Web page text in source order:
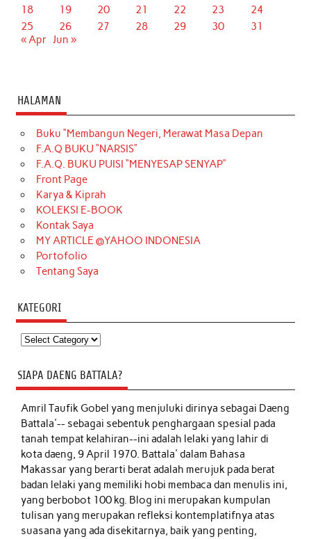
18
19 20 21 22 23
24
25
26 27 28 29 30
31
« Apr Jun »
HALAMAN
Buku “Membangun Negeri, Merawat Masa Depan
F.A.Q BUKU “NARSIS”
F.A.Q. BUKU PUISI “MENYESAP SENYAP”
Front Page
Karya & Kiprah
KOLEKSI E-BOOK
Kontak Saya
MY ARTICLE @YAHOO INDONESIA
Portofolio
Tentang Saya
KATEGORI
Kategori
SIAPA DAENG BATTALA?
Amril Taufik Gobelyang menjuluki dirinya sebagai Daeng
Battala'-- sebagai sebentuk penghargaan spesial pada
tanah tempat kelahiran--ini adalah lelaki yang lahir di
kota daeng, 9 April 1970. Battala' dalam Bahasa
Makassar yang berarti berat adalah merujuk pada berat
badan lelaki yang memiliki hobi membaca dan menulis ini,
yang berbobot 100 kg. Blog ini merupakan kumpulan
tulisan yang merupakan refleksi kontemplatifnya atas
suasana yang ada disekitarnya, baik yang penting,